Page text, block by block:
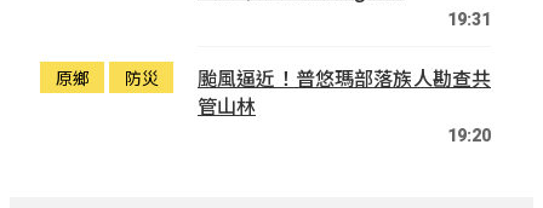
19:31
原鄉 防災
颱風逼近！普悠瑪部落族人勘查共
管山林
19:20